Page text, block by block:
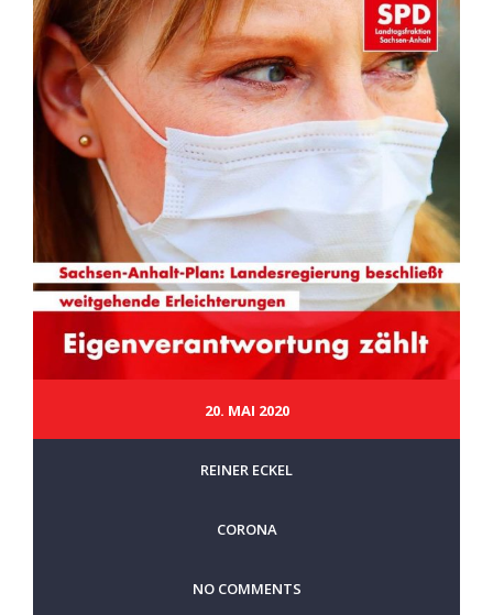
20. MAI 2020
REINER ECKEL
CORONA
NO COMMENTS